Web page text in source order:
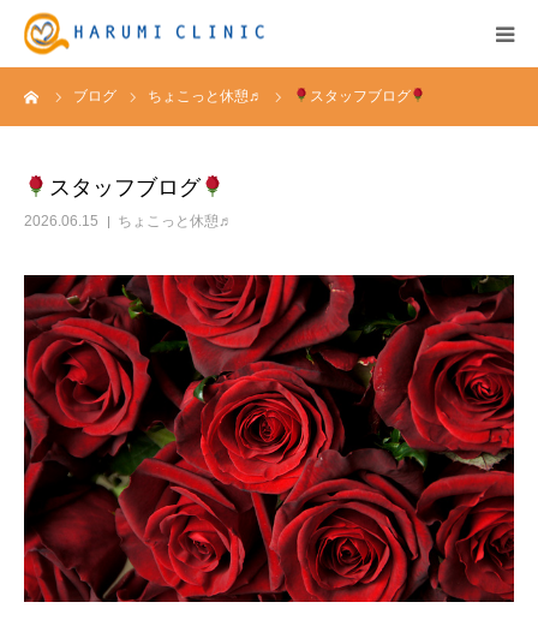
ブログ ちょこっと休憩♬ スタッフブログ
スタッフブログ
2026.06.15 ちょこっと休憩♬
HOME
キャンペーン
お知らせ
医院紹介
アクセス
ブログ